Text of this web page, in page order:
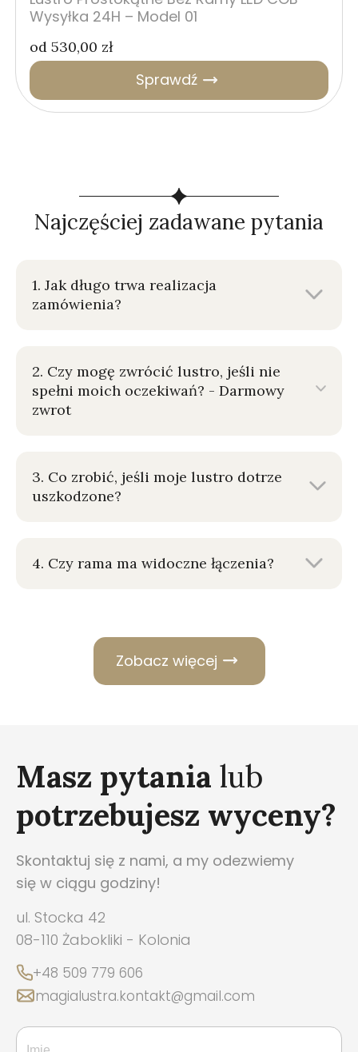
Wysyłka 24H – Model 01
Sprawdź
od 530,00 zł
Najczęściej zadawane pytania
1. Jak długo trwa realizacja
zamówienia?
2. Czy mogę zwrócić lustro, jeśli nie
spełni moich oczekiwań? - Darmowy
zwrot
3. Co zrobić, jeśli moje lustro dotrze
uszkodzone?
4. Czy rama ma widoczne łączenia?
Zobacz więcej
Masz pytania lub
potrzebujesz wyceny?
Skontaktuj się z nami, a my odezwiemy
się w ciągu godziny!
ul. Stocka 42
08-110 Żabokliki - Kolonia
+48 509 779 606
magialustra.kontakt@gmail.com